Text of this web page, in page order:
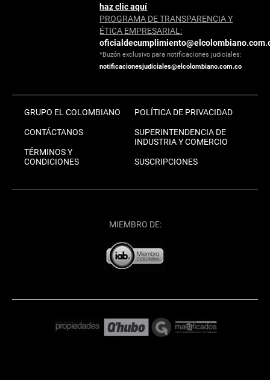
haz clic aquí
PROGRAMA DE TRANSPARENCIA Y
ÉTICA EMPRESARIAL:
*Buzón exclusivo para notificaciones judiciales:
notificacionesjudiciales@elcolombiano.com.co
GRUPO EL COLOMBIANO
CONTÁCTANOS
TÉRMINOS Y
CONDICIONES
POLÍTICA DE PRIVACIDAD
SUPERINTENDENCIA DE
INDUSTRIA Y COMERCIO
SUSCRIPCIONES
MIEMBRO DE: